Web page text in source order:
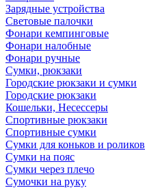
Зарядные устройства
Световые палочки
Фонари кемпинговые
Фонари налобные
Фонари ручные
Сумки, рюкзаки
Городские рюкзаки и сумки
Городские рюкзаки
Кошельки, Несессеры
Спортивные рюкзаки
Спортивные сумки
Сумки для коньков и роликов
Сумки на пояс
Сумки через плечо
Сумочки на руку